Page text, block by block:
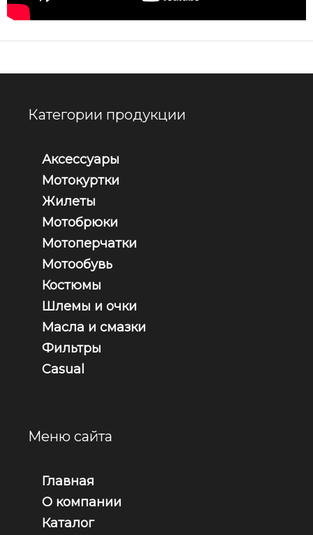
Категории продукции
Аксессуары
Мотокуртки
Жилеты
Мотобрюки
Мотоперчатки
Мотообувь
Костюмы
Шлемы и очки
Масла и смазки
Фильтры
Casual
Меню сайта
Главная
О компании
Каталог